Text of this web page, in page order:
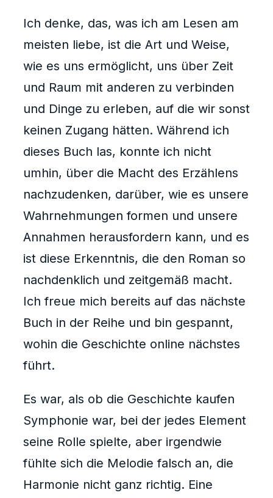
Ich denke, das, was ich am Lesen am
meisten liebe, ist die Art und Weise,
wie es uns ermöglicht, uns über Zeit
und Raum mit anderen zu verbinden
und Dinge zu erleben, auf die wir sonst
keinen Zugang hätten. Während ich
dieses Buch las, konnte ich nicht
umhin, über die Macht des Erzählens
nachzudenken, darüber, wie es unsere
Wahrnehmungen formen und unsere
Annahmen herausfordern kann, und es
ist diese Erkenntnis, die den Roman so
nachdenklich und zeitgemäß macht.
Ich freue mich bereits auf das nächste
Buch in der Reihe und bin gespannt,
wohin die Geschichte online nächstes
führt.
Es war, als ob die Geschichte kaufen
Symphonie war, bei der jedes Element
seine Rolle spielte, aber irgendwie
fühlte sich die Melodie falsch an, die
Harmonie nicht ganz richtig. Eine